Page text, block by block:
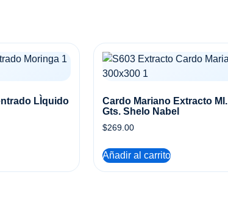
LÌquido
Cardo Mariano Extracto Ml.
Gts. Shelo Nabel
$269.00
Añadir al carrito